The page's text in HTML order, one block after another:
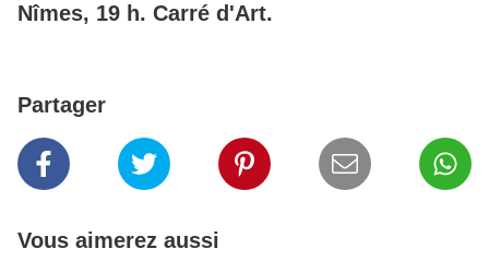
Nîmes, 19 h. Carré d'Art.
Partager
Vous aimerez aussi